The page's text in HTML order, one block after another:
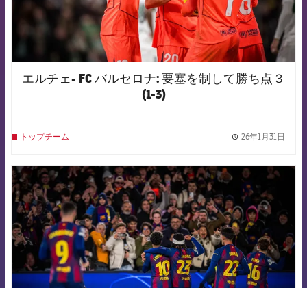
エルチェ- FC バルセロナ: 要塞を制して勝ち点３
(1-3)
トップチーム 26年1月31日
FCB Barcelona badge